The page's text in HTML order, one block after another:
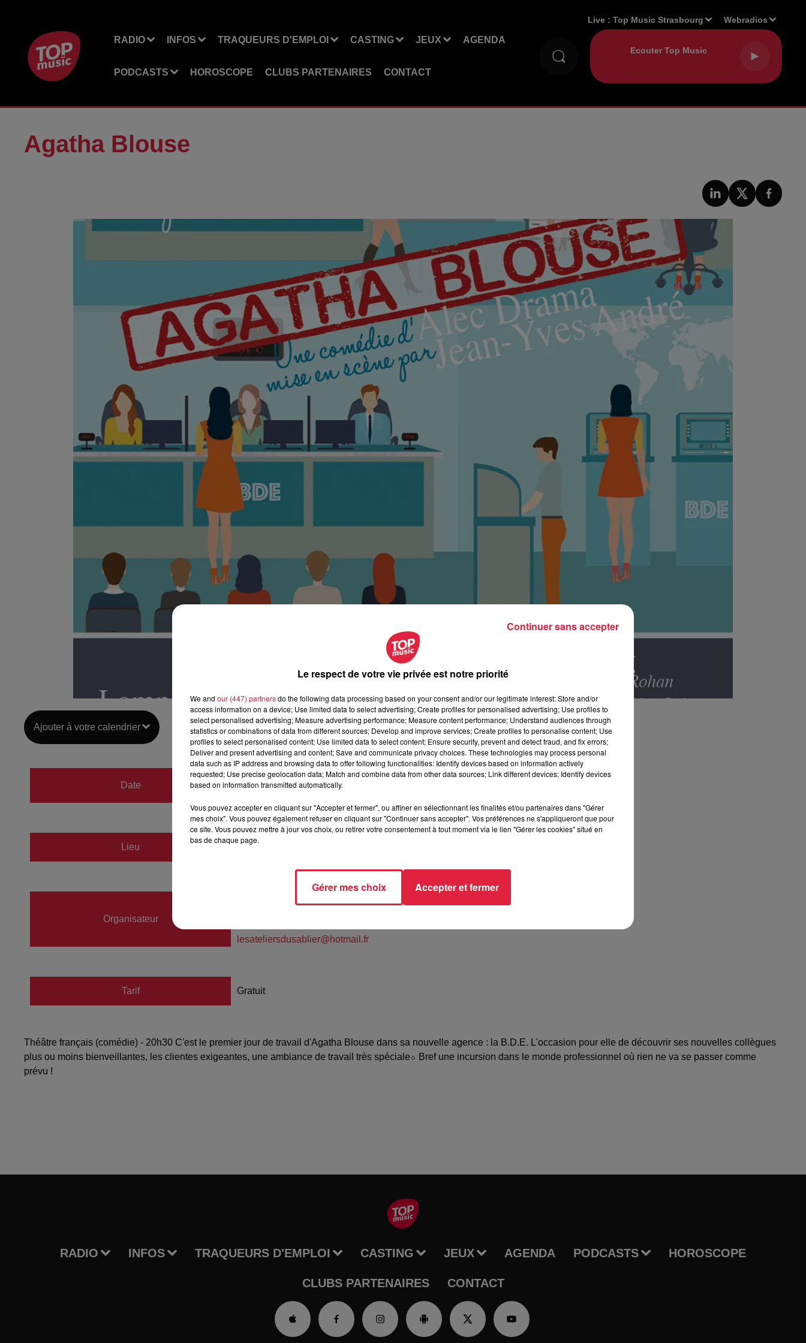
RADIO INFOS TRAQUEURS D'EMPLOI CASTING JEUX AGENDA
PODCASTS HOROSCOPE CLUBS PARTENAIRES CONTACT
Live :Top Music Strasbourg Webradios
Agatha Blouse
Ajouter à votre calendrier
Date
du26 mai 2018 à 0h00
Lieu
Organisateur
lesateliersdusablier@hotmail.fr
Tarif Gratuit
Théâtre français (comédie) - 20h30 C'est le premier jour de travail d'Agatha Blouse dans sa nouvelle agence : la B.D.E. L'occasion pour elle de découvrir ses nouvelles collègues
plus ou moins bienveillantes, les clientes exigeantes, une ambiance de travail très spéciale⬦ Bref une incursion dans le monde professionnel où rien ne va se passer comme
prévu !
RADIO INFOS TRAQUEURS D'EMPLOI CASTING JEUX AGENDA PODCASTS HOROSCOPE
CLUBS PARTENAIRES CONTACT
Le respect de votre vie privée est notre priorité
We and our (447) partnersdo the following data processing based on your consent and/or our legitimate interest: Store and/or
access information on a device; Use limited data to select advertising; Create profiles for personalised advertising; Use profiles to
select personalised advertising; Measure advertising performance; Measure content performance; Understand audiences through
statistics or combinations of data from different sources; Develop and improve services; Create profiles to personalise content; Use
profiles to select personalised content; Use limited data to select content; Ensure security, prevent and detect fraud, and fix errors;
Deliver and present advertising and content; Save and communicate privacy choices. These technologies may process personal
data such as IP address and browsing data to offer following functionalities: Identify devices based on information actively
requested; Use precise geolocation data; Match and combine data from other data sources; Link different devices; Identify devices
based on information transmitted automatically.
Vous pouvez accepter en cliquant sur "Accepter et fermer", ou affiner en sélectionnant les finalités et/ou partenaires dans "Gérer
mes choix". Vous pouvez également refuser en cliquant sur "Continuer sans accepter". Vos préférences ne s'appliqueront que pour
ce site. Vous pouvez mettre à jour vos choix, ou retirer votre consentement à tout moment via le lien "Gérer les cookies" situé en
bas de chaque page.
Gérer mes choix Accepter et fermer
Continuer sans accepter